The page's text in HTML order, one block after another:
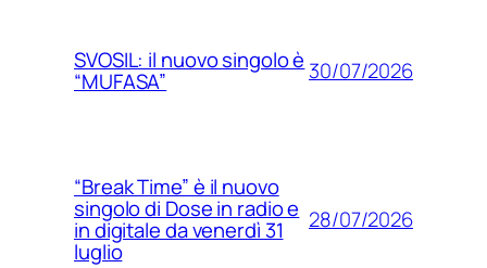
SVOSIL: il nuovo singolo è
“MUFASA” 30/07/2026
“Break Time” è il nuovo
singolo di Dose in radio e
in digitale da venerdì 31
luglio
28/07/2026